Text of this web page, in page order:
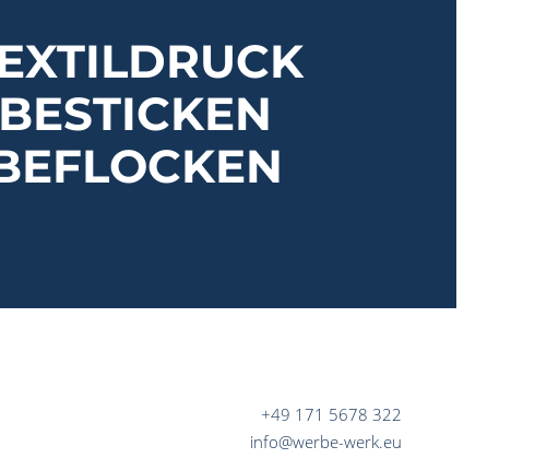
BESTICKEN
+49 171 5678 322
info@werbe-werk.eu